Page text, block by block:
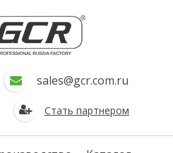
sales@gcr.com.ru
Стать партнером